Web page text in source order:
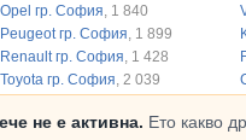
Opel гр. София , 1 840
Peugeot гр. София , 1 899
Renault гр. София , 1 428
Toyota гр. София , 2 039
не е активна. Ето какво